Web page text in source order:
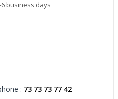
business days
: 73 73 73 77 42